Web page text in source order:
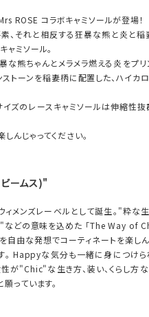
ROSE コラボキャミソールが登場！
、それと相反する狂暴な熊と炎と
ミソール。
熊ちゃんとメラメラ燃える炎をプリ
ストーンを稲妻柄に配置した、ハイカ
イズのレースキャミソールは伸縮性
んじゃってください。
ームス)"
ィメンズレーベルとして誕生。"粋な
"などの意味を込めた 「The Way of
を自由な発想でコーティネートを楽し
。 Happyな気分も一緒に身につけら
性が"Chic"な生き方、装い、くらし方
っています。